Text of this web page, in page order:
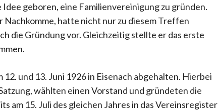
geboren, eine Familienvereinigung zu gründen.
hatte nicht nur zu diesem Treffen
die Gründung vor. Gleichzeitig stellte er das erste
und 13. Juni 1926 in Eisenach abgehalten. Hierbei
wählten einen Vorstand und gründeten die
am 15. Juli des gleichen Jahres in das Vereinsregister